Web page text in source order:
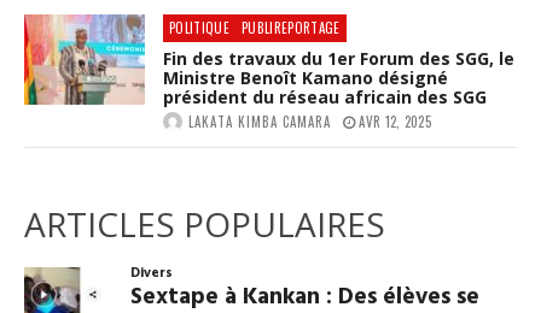
POLITIQUE PUBLIREPORTAGE
Fin des travaux du 1er Forum des SGG, le
Ministre Benoît Kamano désigné
président du réseau africain des SGG
LAKATA KIMBA CAMARA AVR 12, 2025
ARTICLES POPULAIRES